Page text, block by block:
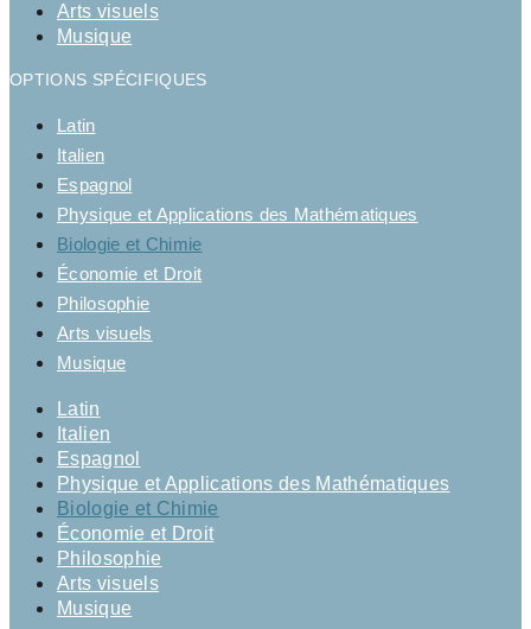
Arts visuels
Musique
OPTIONS SPÉCIFIQUES
Latin
Italien
Espagnol
Physique et Applications des Mathématiques
Biologie et Chimie
Économie et Droit
Philosophie
Arts visuels
Musique
Latin
Italien
Espagnol
Physique et Applications des Mathématiques
Biologie et Chimie
Économie et Droit
Philosophie
Arts visuels
Musique